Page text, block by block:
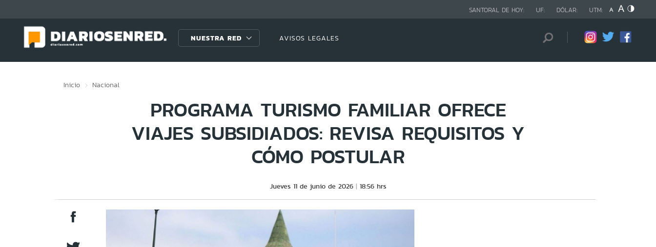
SANTORAL DE HOY: UF: DÓLAR: UTM:
NUESTRA RED AVISOS LEGALES
Inicio Nacional
PROGRAMA TURISMO FAMILIAR OFRECE
VIAJES SUBSIDIADOS: REVISA REQUISITOS Y
CÓMO POSTULAR
Jueves 11 de junio de 2026 18:56 hrs